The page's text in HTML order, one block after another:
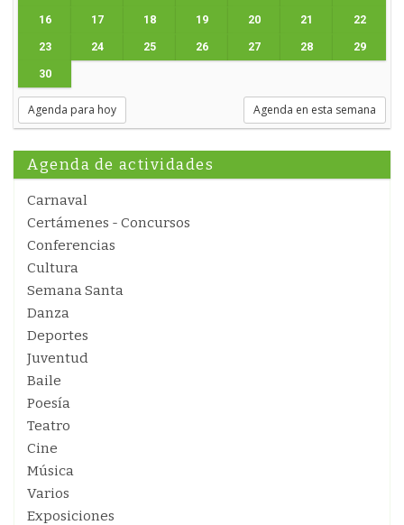
16 17 18 19 20 21 22
23 24 25 26 27 28 29
30
Agenda para hoy Agenda en esta semana
Agenda de actividades
Carnaval
Certámenes - Concursos
Conferencias
Cultura
Semana Santa
Danza
Deportes
Juventud
Baile
Poesía
Teatro
Cine
Música
Varios
Exposiciones